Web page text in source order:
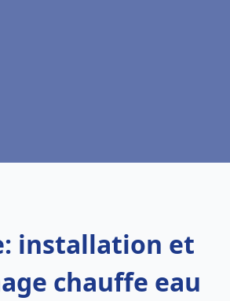
installation et
chauffe eau